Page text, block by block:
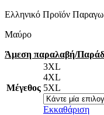
Ελληνικό Προϊόν
Mαύρο
Άμεση παραλαβή/
Μέγεθος
3XL
4XL
5XL
Εκκαθάριση